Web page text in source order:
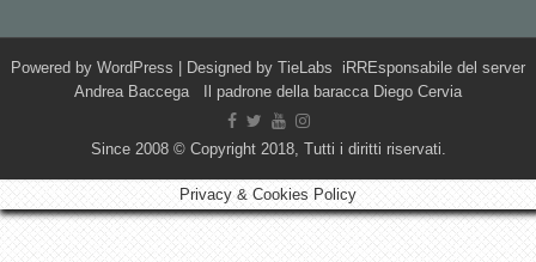
Powered by WordPress | Designed by TieLabs iRREsponsabile del server
Andrea Baccega Il padrone della baracca Diego Cervia
Since 2008 © Copyright 2018, Tutti i diritti riservati.
Privacy & Cookies Policy